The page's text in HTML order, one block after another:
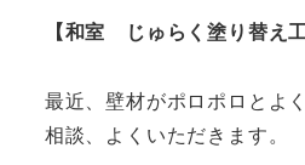
【和室 じゅらく塗り替え工
最近、壁材がポロポロとよ
相談、よくいただきます。